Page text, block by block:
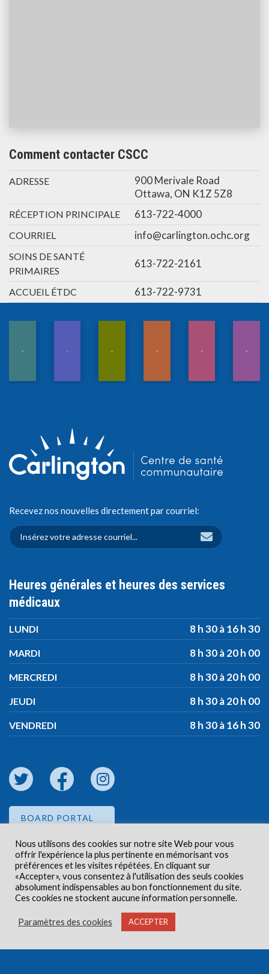
Comment contacter CSCC
ADRESSE
900 Merivale Road
Ottawa, ON K1Z 5Z8
RÉCEPTION PRINCIPALE 613-722-4000
COURRIEL info@carlington.ochc.org
SOINS DE SANTÉ
PRIMAIRES
613-722-2161
ACCUEIL ÉTDC 613-722-9731
Recevez nos nouvelles directement par courriel:
Heures générales et heures des services
médicaux
LUNDI 8 h 30 à 16 h 30
MARDI 8 h 30 à 20 h 00
MERCREDI 8 h 30 à 20 h 00
JEUDI 8 h 30 à 20 h 00
VENDREDI 8 h 30 à 16 h 30
BOARD PORTAL
EMPLOYEE PORTAL
Droits d'auteur © 2026 Centre de santé communautaire
Carlington. Tous droits réservés.
Nous utilisons des cookies sur notre site Web pour vous
offrir l'expérience la plus pertinente en mémorisant vos
préférences et les visites répétées. En cliquant sur
«Accepter», vous consentez à l'utilisation des seuls cookies
absolument indispensables au bon fonctionnement du site.
Ces cookies ne stockent aucune information personnelle.
Paramètres des cookies ACCEPTER